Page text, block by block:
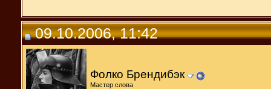
09.10.2006, 11:42
Фолко Брендибэк
Мастер слова